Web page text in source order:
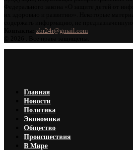
zbr24r@gmail.com
Главная
Новости
Политика
Экономика
Общество
Происшествия
В Мире